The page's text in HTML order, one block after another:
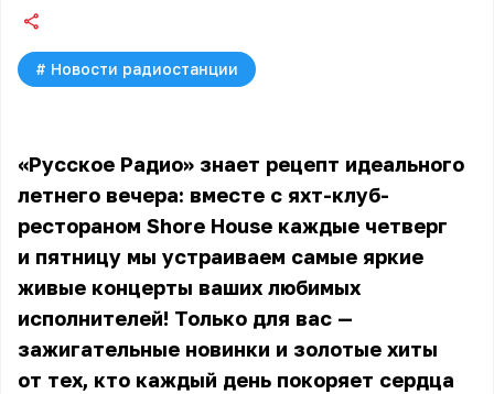
# Новости радиостанции
«Русское Радио» знает рецепт идеального
летнего вечера: вместе с яхт-клуб-
рестораном Shore House каждые четверг
и пятницу мы устраиваем самые яркие
живые концерты ваших любимых
исполнителей! Только для вас —
зажигательные новинки и золотые хиты
от тех, кто каждый день покоряет сердца